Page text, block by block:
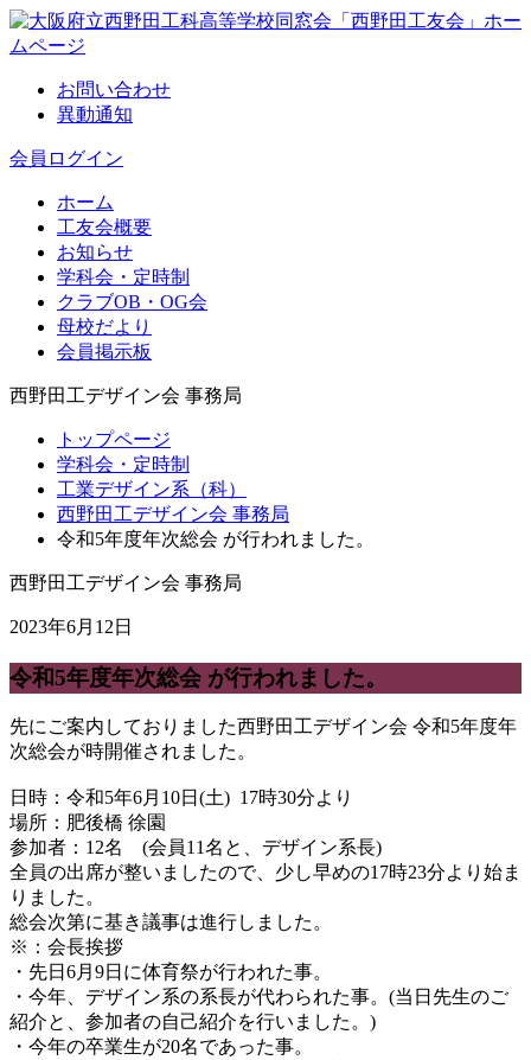
お問い合わせ
異動通知
会員ログイン
ホーム
工友会概要
お知らせ
学科会・定時制
クラブOB・OG会
母校だより
会員掲示板
西野田工デザイン会 事務局
トップページ
学科会・定時制
工業デザイン系（科）
西野田工デザイン会 事務局
令和5年度年次総会 が行われました。
西野田工デザイン会 事務局
2023年6月12日
令和5年度年次総会 が行われました。
先にご案内しておりました西野田工デザイン会 令和5年度年
次総会が時開催されました。
日時：令和5年6月10日(土) 17時30分より
場所：肥後橋 徐園
参加者：12名 (会員11名と、デザイン系長)
全員の出席が整いましたので、少し早めの17時23分より始ま
りました。
総会次第に基き議事は進行しました。
※：会長挨拶
・先日6月9日に体育祭が行われた事。
・今年、デザイン系の系長が代わられた事。(当日先生のご
紹介と、参加者の自己紹介を行いました。)
・今年の卒業生が20名であった事。